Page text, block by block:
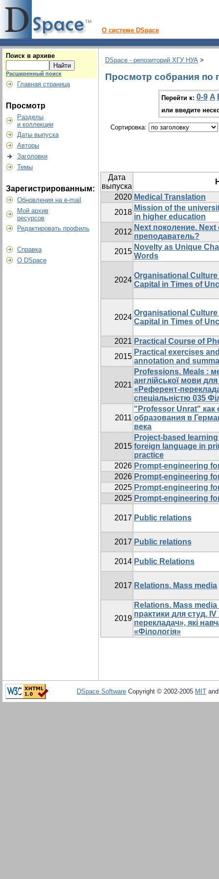
О системе DSpace
Поиск в архиве
Расширенный поиск
Главная страница
Просмотр
Разделы
и коллекции
Даты выпуска
Авторы
Заголовки
Темы
Зарегистрированным:
Обновления на e-mail
Мой архив
ресурсов
Редактировать профиль
Справка
О DSpace
DSpace - репозиторий ХГУ НУА >
Просмотр собрания по
Перейти к: 0-9 A
или введите
Сортировка:
Дата
выпуска
2020 Medical Translation
2018
Mission of the
in higher education
2012
Next поколение.
преподаватель?
2015
Novelty as Unique
Words
2024
Organisational
Capital in Times of
2024
Organisational
Capital in Times of
2021 Practical Course of
2015
Practical exercises
annotation and
2021
Professions. Meals :
англійської мови
«Референт-
спеціальністю 035
2011
"Professor Unrat"
образования в
века
2015
Project-based
foreign language in
practice
2026 Prompt-engineering
2026 Prompt-engineering
2025 Prompt-engineering
2025 Prompt-engineering
2017 Public relations
2017 Public relations
2014 Public Relations
2017 Relations. Mass media
2019
Relations. Mass media
практики для студ.
перекладач», які
«Філологія»
DSpace Software Copyright © 2002-2005 MIT